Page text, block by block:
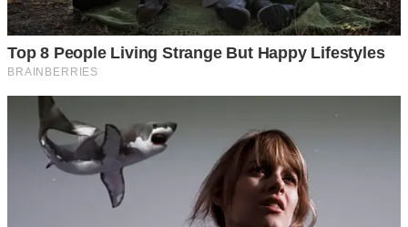
จากที่จอดแล้ว แต่ก็ยังมีข้อดีอีกมากที่เราคาดไม่ถึง นั่นก็คือ